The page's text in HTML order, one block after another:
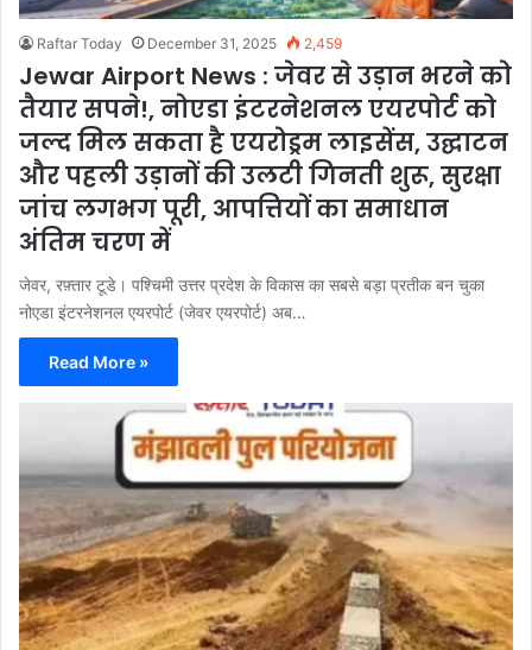
Raftar Today December 31, 2025 2,459
Jewar Airport News : जेवर से उड़ान भरने को
तैयार सपने!, नोएडा इंटरनेशनल एयरपोर्ट को
जल्द मिल सकता है एयरोड्रम लाइसेंस, उद्घाटन
और पहली उड़ानों की उलटी गिनती शुरू, सुरक्षा
जांच लगभग पूरी, आपत्तियों का समाधान
अंतिम चरण में
जेवर, रफ़्तार टूडे। पश्चिमी उत्तर प्रदेश के विकास का सबसे बड़ा प्रतीक बन चुका
नोएडा इंटरनेशनल एयरपोर्ट (जेवर एयरपोर्ट) अब…
Read More »